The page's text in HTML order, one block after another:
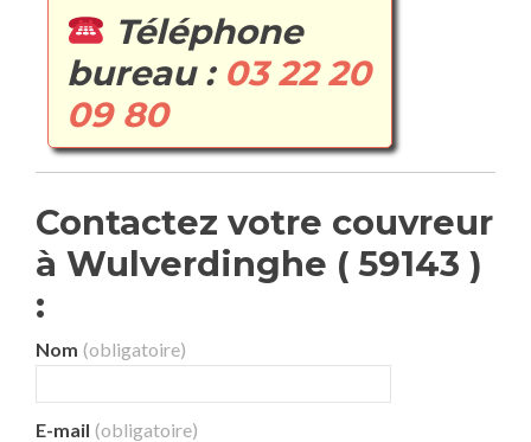
Téléphone
bureau : 03 22 20
09 80
Contactez votre couvreur
à Wulverdinghe ( 59143 )
:
Nom (obligatoire)
E-mail (obligatoire)